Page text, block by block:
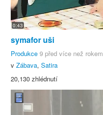
0:43
symafor uši
Produkce 9 před více než rokem
v Zábava, Satira
20,130 zhlédnutí